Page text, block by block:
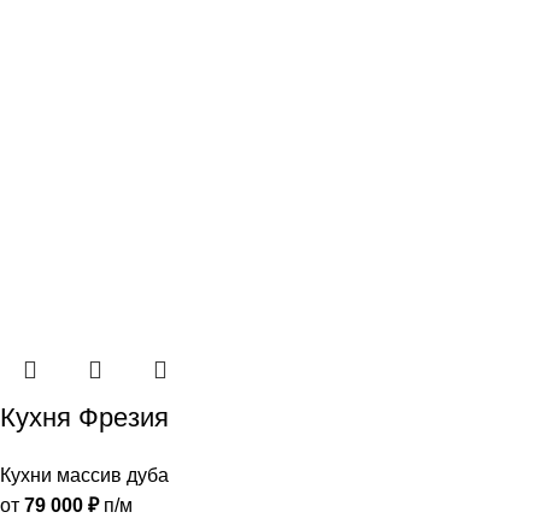
Кухня Фрезия
Кухни массив дуба
от 79 000 ₽п/м